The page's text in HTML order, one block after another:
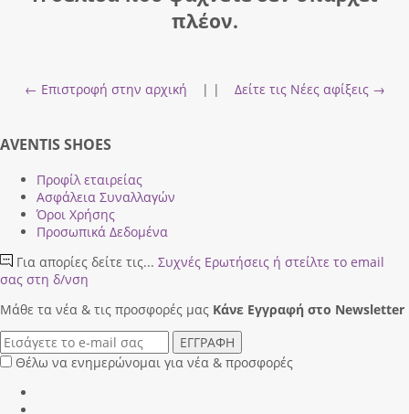
πλέον.
← Επιστροφή στην αρχική | | Δείτε τις Νέες αφίξεις →
AVENTIS SHOES
Προφίλ εταιρείας
Ασφάλεια Συναλλαγών
Όροι Χρήσης
Προσωπικά Δεδομένα
Για απορίες δείτε τις... Συχνές Ερωτήσεις ή στείλτε το email
σας στη δ/νση
Μάθε τα νέα & τις προσφορές μας Κάνε Eγγραφή στο Newsletter
ΕΓΓΡΑΦΗ
Θέλω να ενημερώνομαι για νέα & προσφορές